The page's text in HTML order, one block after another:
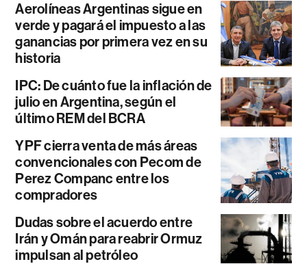
Aerolíneas Argentinas sigue en
verde y pagará el impuesto a las
ganancias por primera vez en su
historia
IPC: De cuánto fue la inflación de
julio en Argentina, según el
último REM del BCRA
YPF cierra venta de más áreas
convencionales con Pecom de
Perez Companc entre los
compradores
Dudas sobre el acuerdo entre
Irán y Omán para reabrir Ormuz
impulsan al petróleo